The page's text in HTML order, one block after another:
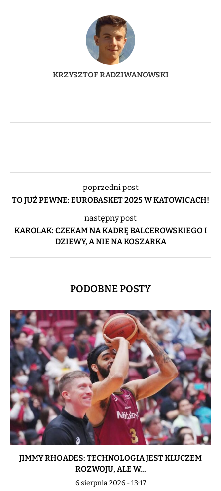
KRZYSZTOF RADZIWANOWSKI
poprzedni post
TO JUŻ PEWNE: EUROBASKET 2025 W KATOWICACH!
następny post
KAROLAK: CZEKAM NA KADRĘ BALCEROWSKIEGO I
DZIEWY, A NIE NA KOSZARKA
PODOBNE POSTY
JIMMY RHOADES: TECHNOLOGIA JEST KLUCZEM
ROZWOJU, ALE W...
6 sierpnia 2026 - 13:17